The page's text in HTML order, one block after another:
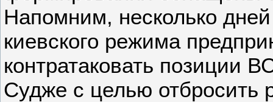
Напомним, несколько
киевского режима
контратаковать позиции
Судже с целью отбросить